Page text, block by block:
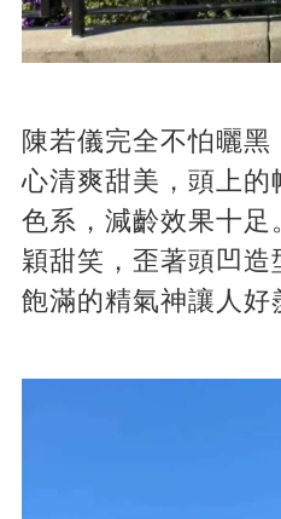
陳若儀完全不怕曬
心清爽甜美，頭上的
色系，減齡效果十
穎甜笑，歪著頭凹造
飽滿的精氣神讓人好